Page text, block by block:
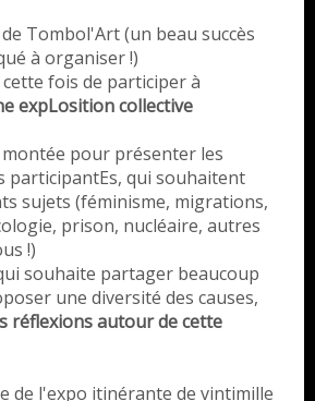
Tombol'Art (un beau succès
à organiser !)
fois de participer à
expLosition collective
pour présenter les
participantEs, qui souhaitent
sujets (féminisme, migrations,
prison, nucléaire, autres
!)
souhaite partager beaucoup
une diversité des causes,
réflexions autour de cette
de l'expo itinérante de vintimille